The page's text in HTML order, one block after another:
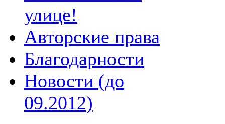
улице!
Авторские права
Благодарности
Новости (до
09.2012)